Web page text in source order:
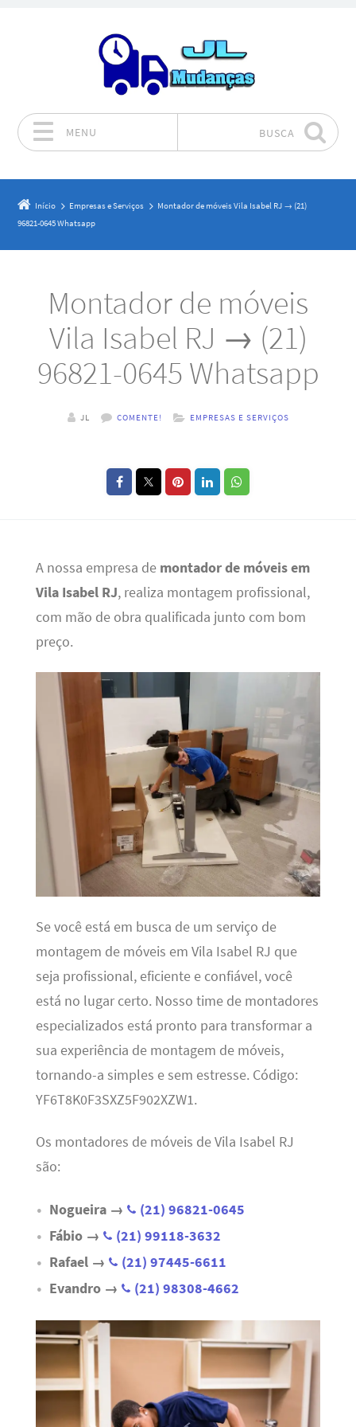
MENU BUSCA
Início Empresas e Serviços
Montador de móveis Vila Isabel RJ → (21)
96821-0645 Whatsapp
Montador de móveis
Vila Isabel RJ → (21)
96821-0645 Whatsapp
JL COMENTE! EMPRESAS E SERVIÇOS
A nossa empresa de montador de móveis em
Vila Isabel RJ, realiza montagem profissional,
com mão de obra qualificada junto com bom
preço.
Se você está em busca de um serviço de
montagem de móveis em Vila Isabel RJ que
seja profissional, eficiente e confiável, você
está no lugar certo. Nosso time de montadores
especializados está pronto para transformar a
sua experiência de montagem de móveis,
tornando-a simples e sem estresse. Código:
YF6T8K0F3SXZ5F902XZW1.
Os montadores de móveis de Vila Isabel RJ
são:
Nogueira →
(21) 96821-0645
Fábio →
(21) 99118-3632
Rafael →
(21) 97445-6611
Evandro →
(21) 98308-4662